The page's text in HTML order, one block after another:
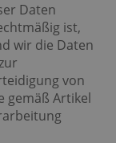
Daten
ist,
wir die Daten
von
gemäß Artikel